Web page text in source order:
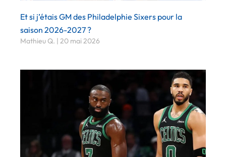
Et si j’étais GM des Philadelphie Sixers pour la
saison 2026-2027 ?
Mathieu Q. 20 mai 2026